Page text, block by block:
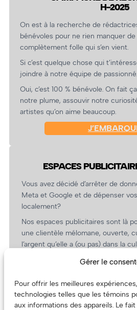
Gérer le
Pour offrir les meilleures
technologies telles que les témoins
aux informations des appareils. Le
H-2025
On est à la recherche de
bénévoles pour ne rien manquer de
complètement folle qui s’en vient.
Si c’est quelque chose qui
joindre à notre équipe de
Oui, c’est 100 % bénévole. On fait
notre plume, assouvir notre
artistes qu’on aime beaucoup.
ESPACES
Vous avez décidé d’arrêter de
Meta et Google et de dépenser
localement?
Nos espaces publicitaires sont là
une clientèle mélomane, ouverte,
l’argent qu’elle a (ou pas) dans la
revient.
(Oui, on va avoir des tarifs